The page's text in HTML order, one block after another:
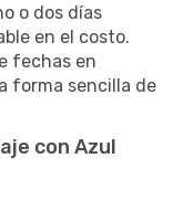
o dos días
en el costo.
fechas en
forma sencilla de
con Azul